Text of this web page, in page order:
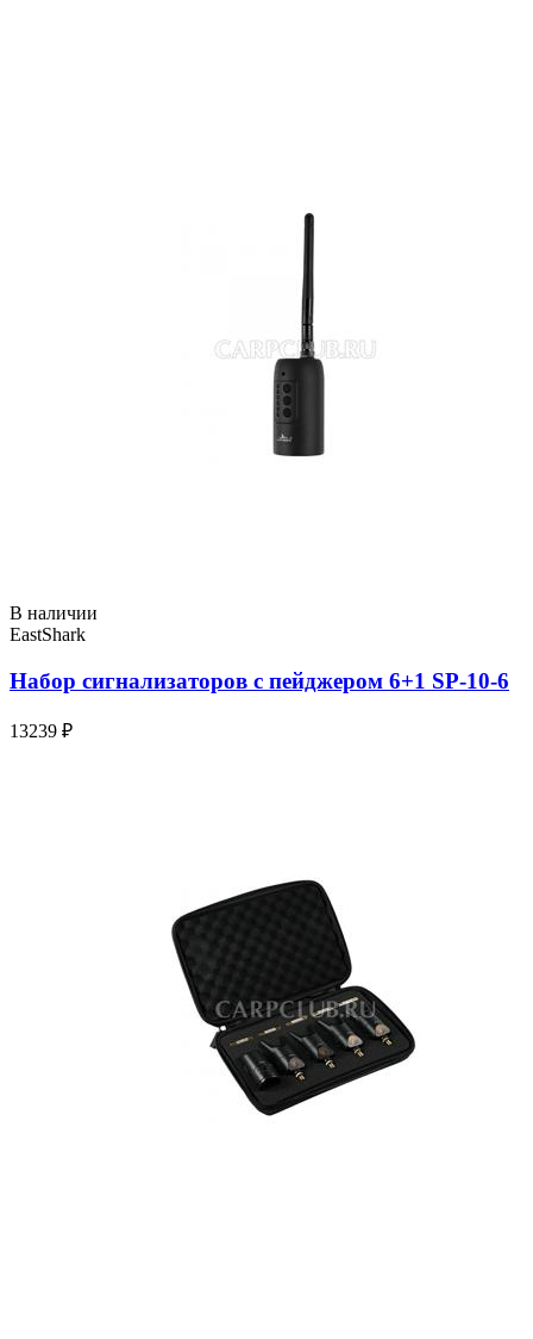
В наличии
EastShark
Набор сигнализаторов с пейджером 6+1 SP-10-6
13239 ₽